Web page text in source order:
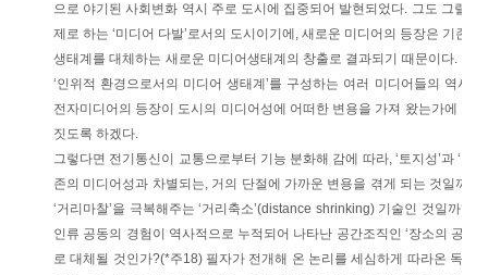
으로 야기된 사회변화 역시 주로 도시에 집중되어 발현되었다. 그도 그럴
제로 하는 ‘미디어 다발’로서의 도시이기에, 새로운 미디어의 등장은 기존의
생태계를 대체하는 새로운 미디어생태계의 창출로 결과되기 때문이다. 이
‘인위적 환경으로서의 미디어 생태계’를 구성하는 여러 미디어들의 역사
전자미디어의 등장이 도시의 미디어성에 어떠한 변용을 가져 왔는가에 초
짓도록 하겠다.
그렇다면 전기통신이 교통으로부터 기능 분화해 감에 따라, ‘토지성’과 ‘교
존의 미디어성과 차별되는, 거의 단절에 가까운 변용을 겪게 되는 것일까?
‘거리마찰’을 극복해주는 ‘거리축소’(distance shrinking) 기술인 것일까?
인류 공동의 경험이 역사적으로 누적되어 나타난 공간조직인 ‘장소의 공간
로 대체될 것인가?(*주18) 필자가 전개해 온 논리를 세심하게 따라온 독자